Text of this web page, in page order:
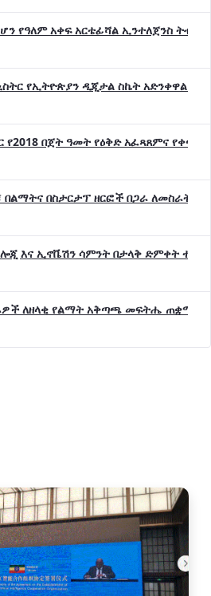
የዓለም አቀፍ አርቴፊሻል ኢንተለጀንስ
የኢትዮጵያን ዲጂታል ስኬት አድንቀዋል
በጀት ዓመት የዕቅድ አፈጻጸምና
በስታርታፕ ዘርፎች በጋራ ለመስራት
እና ኢኖቬሽን ሳምንት በታላቅ ድምቀት
ለዘላቂ የልማት አቅጣጫ መፍትሔ ጠቋሚ